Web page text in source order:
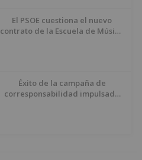
El PSOE cuestiona el nuevo
contrato de la Escuela de Música
Éxito de la campaña de
corresponsabilidad impulsada